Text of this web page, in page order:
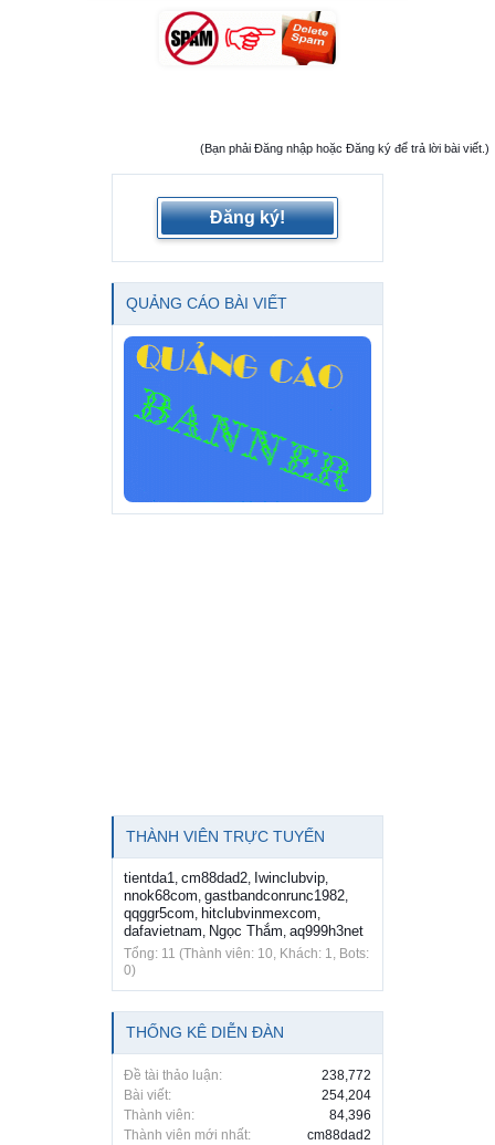
(Bạn phải Đăng nhập hoặc Đăng ký để trả lời bài viết.)
Đăng ký!
QUẢNG CÁO BÀI VIẾT
THÀNH VIÊN TRỰC TUYẾN
tientda1 cm88dad2 Iwinclubvip
nnok68com gastbandconrunc1982
qqggr5com hitclubvinmexcom
dafavietnam Ngọc Thắm aq999h3net
Tổng: 11 (Thành viên: 10, Khách: 1, Bots:
0)
THỐNG KÊ DIỄN ĐÀN
Đề tài thảo luận:
238,772
Bài viết:
254,204
Thành viên:
84,396
Thành viên mới nhất:
cm88dad2